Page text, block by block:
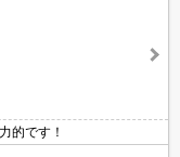
的です！